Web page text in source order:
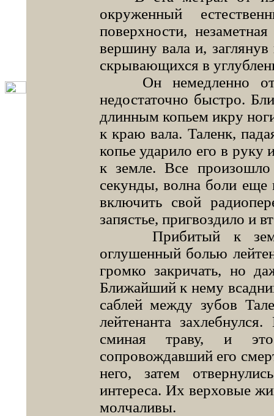
окруженный
поверхности,
вершину вала и,
скрывающихся в
Он немедленно
недостаточно быстро.
длинным копьем икру
к краю вала. Таленк,
копье ударило его в руку
к земле. Все
секунды, волна боли еще
включить свой
запястье, пригвоздило и
Прибитый к земле,
оглушенный болью
громко закричать, но
Ближайший к нему
саблей между зубов
лейтенанта
сминая траву, и
сопровождавший его
него, затем
интереса. Их верховые
молчаливы.